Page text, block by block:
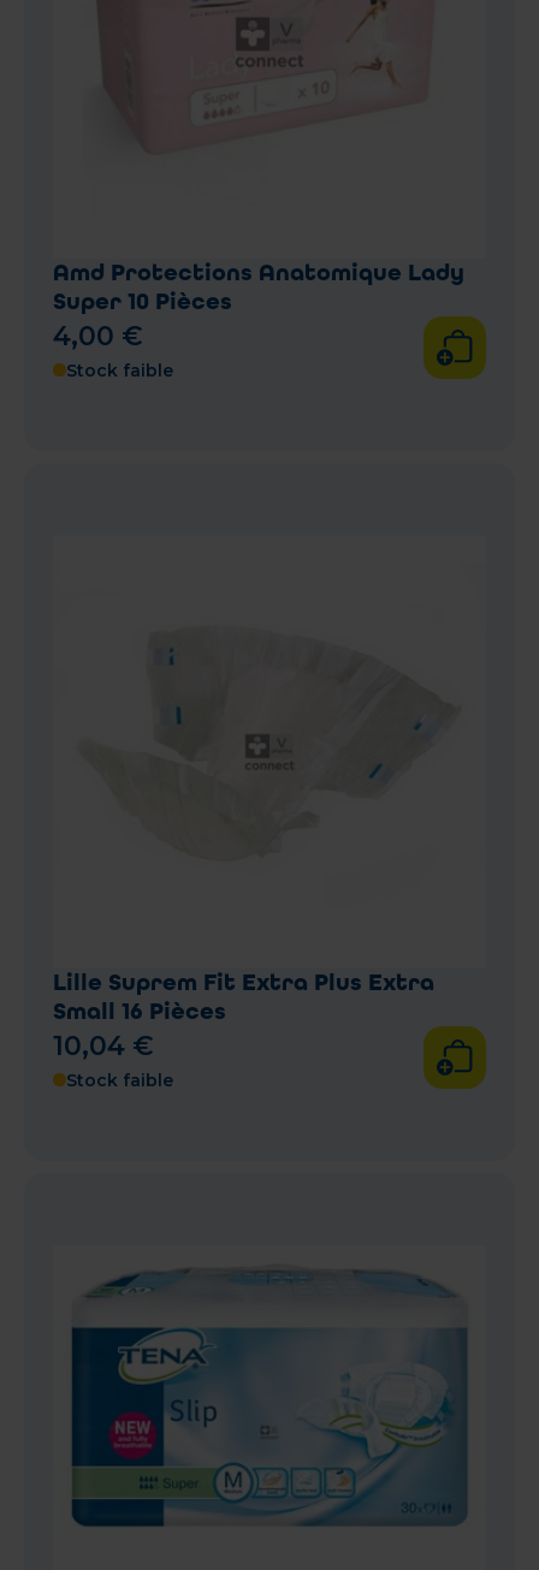
Amd Protections Anatomique Lady
Super 10 Pièces
4,00 €
Stock faible
Lille Suprem Fit Extra Plus Extra
Small 16 Pièces
10,04 €
Stock faible